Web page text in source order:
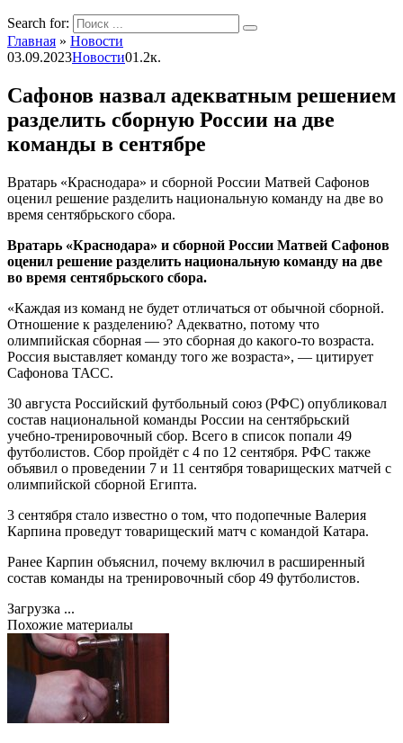
Search for:
Главная » Новости
03.09.2023Новости01.2к.
Сафонов назвал адекватным решением
разделить сборную России на две
команды в сентябре
Вратарь «Краснодара» и сборной России Матвей Сафонов
оценил решение разделить национальную команду на две во
время сентябрьского сбора.
Вратарь «Краснодара» и сборной России Матвей Сафонов
оценил решение разделить национальную команду на две
во время сентябрьского сбора.
«Каждая из команд не будет отличаться от обычной сборной.
Отношение к разделению? Адекватно, потому что
олимпийская сборная — это сборная до какого-то возраста.
Россия выставляет команду того же возраста», — цитирует
Сафонова ТАСС.
30 августа Российский футбольный союз (РФС) опубликовал
состав национальной команды России на сентябрьский
учебно-тренировочный сбор. Всего в список попали 49
футболистов. Сбор пройдёт с 4 по 12 сентября. РФС также
объявил о проведении 7 и 11 сентября товарищеских матчей с
олимпийской сборной Египта.
3 сентября стало известно о том, что подопечные Валерия
Карпина проведут товарищеский матч с командой Катара.
Ранее Карпин объяснил, почему включил в расширенный
состав команды на тренировочный сбор 49 футболистов.
Загрузка ...
Похожие материалы